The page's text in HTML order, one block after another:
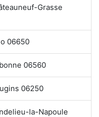
Grasse
06650
06560
06250
la-Napoule